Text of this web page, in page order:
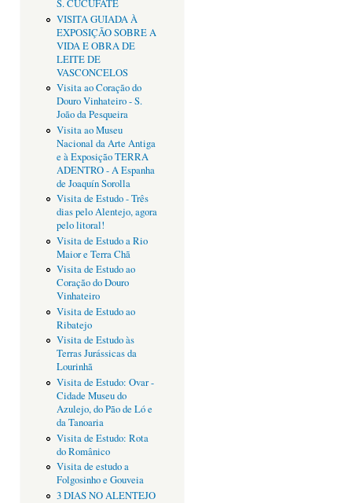
S. CUCUFATE
VISITA GUIADA À
EXPOSIÇÃO SOBRE A
VIDA E OBRA DE
LEITE DE
VASCONCELOS
Visita ao Coração do
Douro Vinhateiro - S.
João da Pesqueira
Visita ao Museu
Nacional da Arte Antiga
e à Exposição TERRA
ADENTRO - A Espanha
de Joaquín Sorolla
Visita de Estudo - Três
dias pelo Alentejo, agora
pelo litoral!
Visita de Estudo a Rio
Maior e Terra Chã
Visita de Estudo ao
Coração do Douro
Vinhateiro
Visita de Estudo ao
Ribatejo
Visita de Estudo às
Terras Jurássicas da
Lourinhã
Visita de Estudo: Ovar -
Cidade Museu do
Azulejo, do Pão de Ló e
da Tanoaria
Visita de Estudo: Rota
do Românico
Visita de estudo a
Folgosinho e Gouveia
3 DIAS NO ALENTEJO